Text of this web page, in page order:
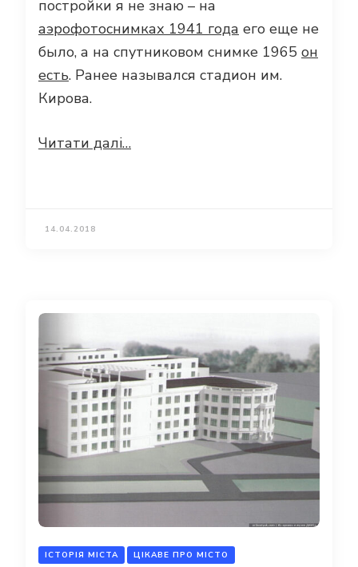
постройки я не знаю – на
аэрофотоснимках 1941 года его еще не
было, а на спутниковом снимке 1965 он
есть. Ранее назывался стадион им.
Кирова.
Читати далі…
14.04.2018
ІСТОРІЯ МІСТА ЦІКАВЕ ПРО МІСТО